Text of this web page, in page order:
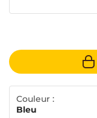
Couleur :
Bleu